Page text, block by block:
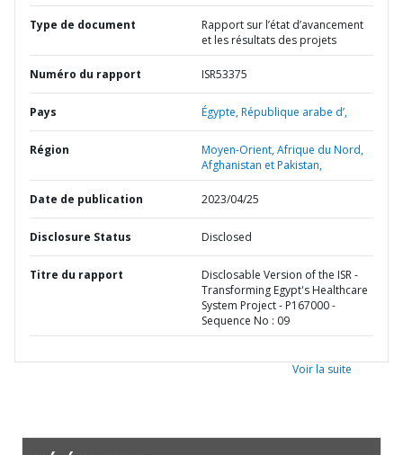
Type de document
Rapport sur l’état d’avancement
et les résultats des projets
Numéro du rapport ISR53375
Pays Égypte,République arabe d’,
Région
Moyen-Orient, Afrique du Nord,
Afghanistan et Pakistan,
Date de publication 2023/04/25
Disclosure Status Disclosed
Titre du rapport
Disclosable Version of the ISR -
Transforming Egypt's Healthcare
System Project - P167000 -
Sequence No : 09
Voir la suite